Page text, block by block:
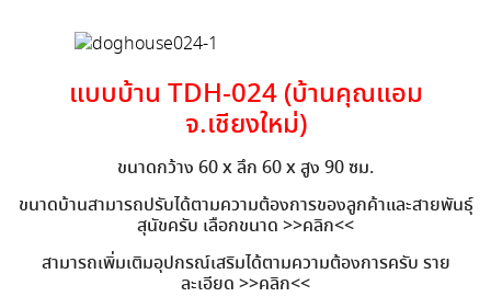
แบบบ้าน TDH-024 (บ้านคุณแอม
จ.เชียงใหม่)
ขนาดกว้าง 60 x ลึก 60 x สูง 90 ซม.
ขนาดบ้านสามารถปรับได้ตามความต้องการของลูกค้าและสายพันธุ์
สุนัขครับ เลือกขนาด >>คลิก<<
สามารถเพิ่มเติมอุปกรณ์เสริมได้ตามความต้องการครับ ราย
ละเอียด >>คลิก<<